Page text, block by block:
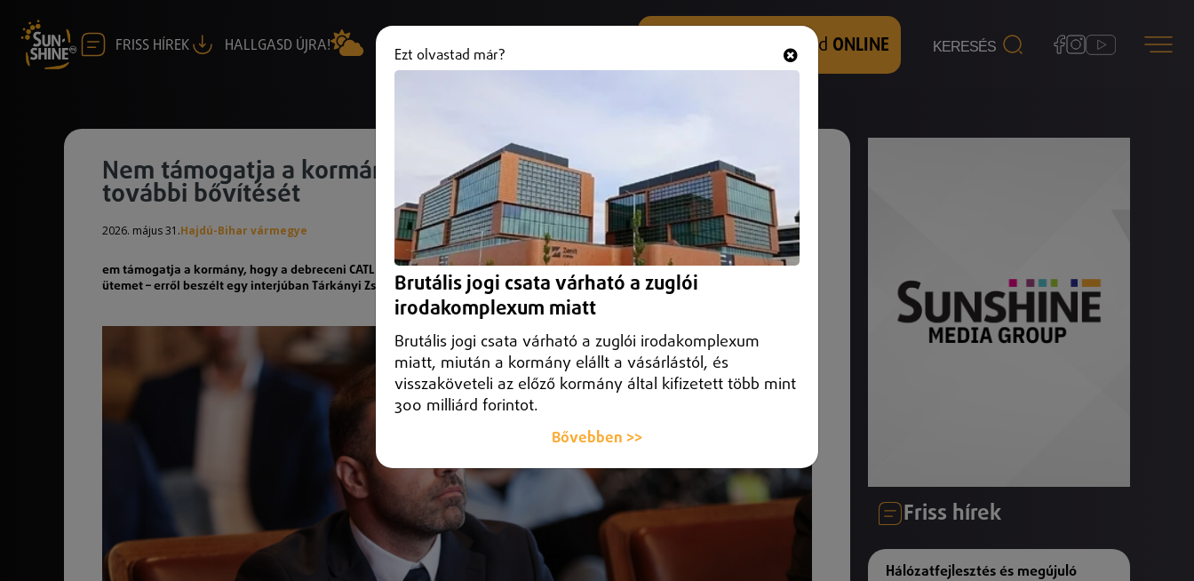
FRISS HÍREK HALLGASD ÚJRA! +36 (20) 316 3000 Hallgasd és nézd ONLINE
Nem támogatja a kormány a CATL debreceni akkugyárának
további bővítését
2026. május 31.Hajdú-Bihar vármegye
em támogatja a kormány, hogy a debreceni CATL akkumulátorgyár megépítse a korábban tervezett második és harmadik
ütemet – erről beszélt egy interjúban Tárkányi Zsolt.
Friss hírek
Hálózatfejlesztés és megújuló
Ezt olvastad már?
Brutális jogi csata várható a zuglói
irodakomplexum miatt
Brutális jogi csata várható a zuglói irodakomplexum
miatt, miután a kormány elállt a vásárlástól, és
visszaköveteli az előző kormány által kifizetett több mint
300 milliárd forintot.
Bővebben >>